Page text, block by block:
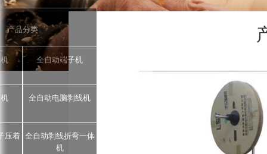
产品分类
全自动端子机
全自动电脑剥线机
压着 全自动剥线折弯一体
机